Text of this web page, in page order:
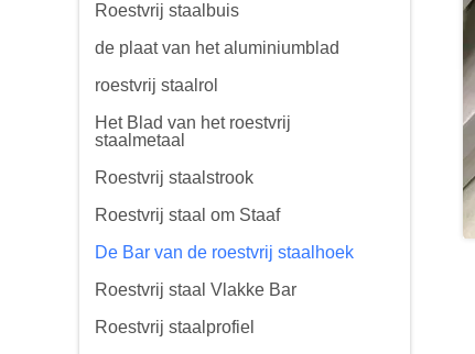
Roestvrij staalbuis
de plaat van het aluminiumblad
roestvrij staalrol
Het Blad van het roestvrij
staalmetaal
Roestvrij staalstrook
Roestvrij staal om Staaf
De Bar van de roestvrij staalhoek
Roestvrij staal Vlakke Bar
Roestvrij staalprofiel